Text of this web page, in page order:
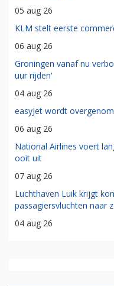
05 aug 26
KLM stelt eerste
06 aug 26
Groningen vanaf nu
uur rijden'
04 aug 26
easyJet wordt
06 aug 26
National Airlines voert
ooit uit
07 aug 26
Luchthaven Luik krijgt
passagiersvluchten naar
04 aug 26